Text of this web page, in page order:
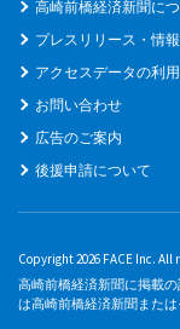
高崎前橋経済新聞に
プレスリリース・情
アクセスデータの利
お問い合わせ
広告のご案内
後援申請について
Copyright 2026 FACE Inc. All
高崎前橋経済新聞に掲載
は高崎前橋経済新聞または